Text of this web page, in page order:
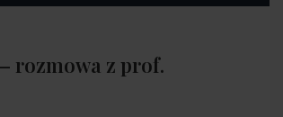
rozmowa z prof.